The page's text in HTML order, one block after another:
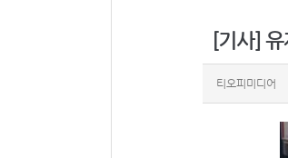
[기사]
티오피미디어